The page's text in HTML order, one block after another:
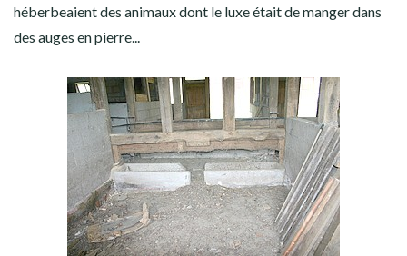
héberbeaient des animaux dont le luxe était de manger dans
des auges en pierre...